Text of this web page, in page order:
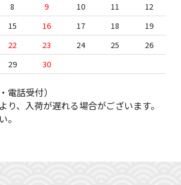
8 9 10 11
12
15 16 17 18
19
22 23 24 25
26
29 30
電話受付）
、入荷が遅れる場合がございます。
。